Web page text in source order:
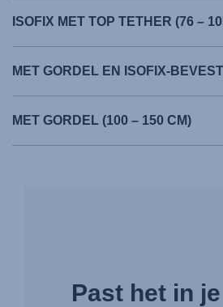
ISOFIX MET TOP TETHER (76 –
MET GORDEL EN ISOFIX-
MET GORDEL (100 – 150 CM)
Past het in